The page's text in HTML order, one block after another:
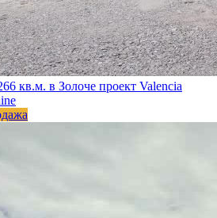
кв.м. в Золоче проект Valencia